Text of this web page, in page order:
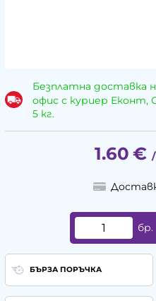
Безплатна доставка
офис с куриер Еконт,
5 кг.
1.60 € /
бр.
БЪРЗА ПОРЪЧКА